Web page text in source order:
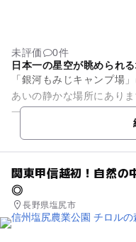
未評価
0件
日本一の星空が眺められ
「銀河もみじキャンプ場
あいの静かな場所にあり
一の星空が眺められる場
関東甲信越初！自然の
◎
長野県塩尻市